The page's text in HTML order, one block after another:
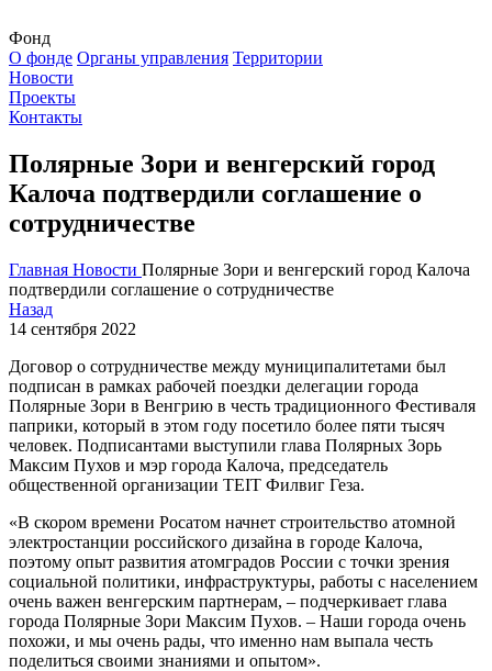
Фонд
О фонде Органы управления Территории
Новости
Проекты
Контакты
Полярные Зори и венгерский город
Калоча подтвердили соглашение о
сотрудничестве
Главная Новости Полярные Зори и венгерский город Калоча
подтвердили соглашение о сотрудничестве
Назад
14 сентября 2022
Договор о сотрудничестве между муниципалитетами был
подписан в рамках рабочей поездки делегации города
Полярные Зори в Венгрию в честь традиционного Фестиваля
паприки, который в этом году посетило более пяти тысяч
человек. Подписантами выступили глава Полярных Зорь
Максим Пухов и мэр города Калоча, председатель
общественной организации TEIT Филвиг Геза.
«В скором времени Росатом начнет строительство атомной
электростанции российского дизайна в городе Калоча,
поэтому опыт развития атомградов России с точки зрения
социальной политики, инфраструктуры, работы с населением
очень важен венгерским партнерам, – подчеркивает глава
города Полярные Зори Максим Пухов. – Наши города очень
похожи, и мы очень рады, что именно нам выпала честь
поделиться своими знаниями и опытом».